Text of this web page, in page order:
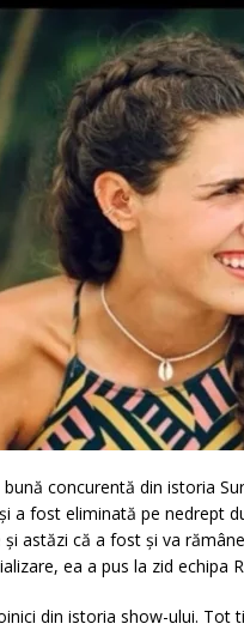
concurentă din istoria
a fost eliminată pe nedrept
astăzi că a fost și va
ea a pus la zid echipa
din istoria show-ului.